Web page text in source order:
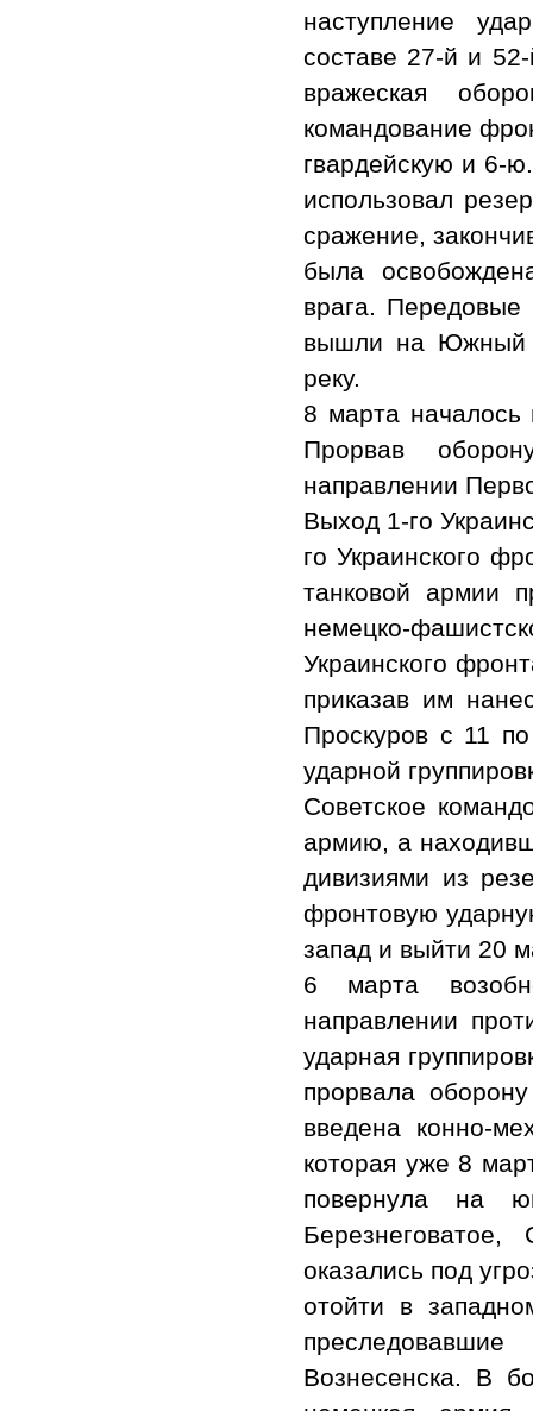
наступление
составе 27-й и
вражеская
командование
гвардейскую и 6-
использовал
сражение,
была
врага. Передовые
вышли на Южный
реку.
8 марта началось
Прорвав
направлении
Выход 1-го
го Украинского
танковой армии
немецко-
Украинского
приказав им
Проскуров с 11
ударной
Советское
армию, а
дивизиями из
фронтовую
запад и выйти 20
6 марта
направлении
ударная
прорвала
введена конно-
которая уже 8
повернула на
оказались под
отойти в
Вознесенска. В